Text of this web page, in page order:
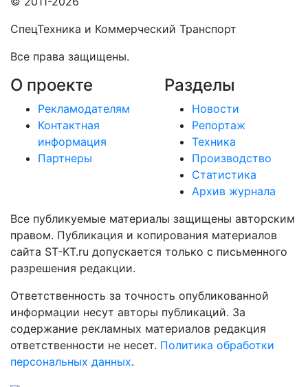
СпецТехника и Коммерческий Транспорт
Все права защищены.
О проекте
Рекламодателям
Контактная
информация
Партнеры
Разделы
Новости
Репортаж
Техника
Производство
Статистика
Архив журнала
Все публикуемые материалы защищены авторским
правом. Публикация и копирования материалов
сайта ST-KT.ru допускается только с письменного
разрешения редакции.
Ответственность за точность опубликованной
информации несут авторы публикаций. За
содержание рекламных материалов редакция
ответственности не несет. Политика обработки
персональных данных.